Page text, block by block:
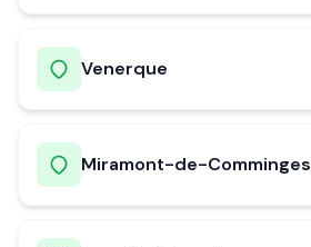
Venerque
Miramont-de-Comminges